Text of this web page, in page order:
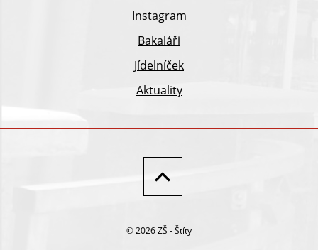
Instagram
Bakaláři
Jídelníček
Aktuality
© 2026 ZŠ - Štíty